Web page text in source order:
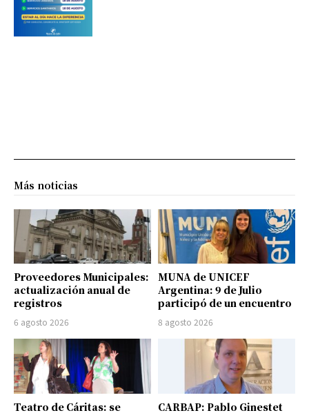
Más noticias
Proveedores Municipales:
actualización anual de
registros
6 agosto 2026
MUNA de UNICEF
Argentina: 9 de Julio
participó de un encuentro
8 agosto 2026
Teatro de Cáritas: se
CARBAP: Pablo Ginestet